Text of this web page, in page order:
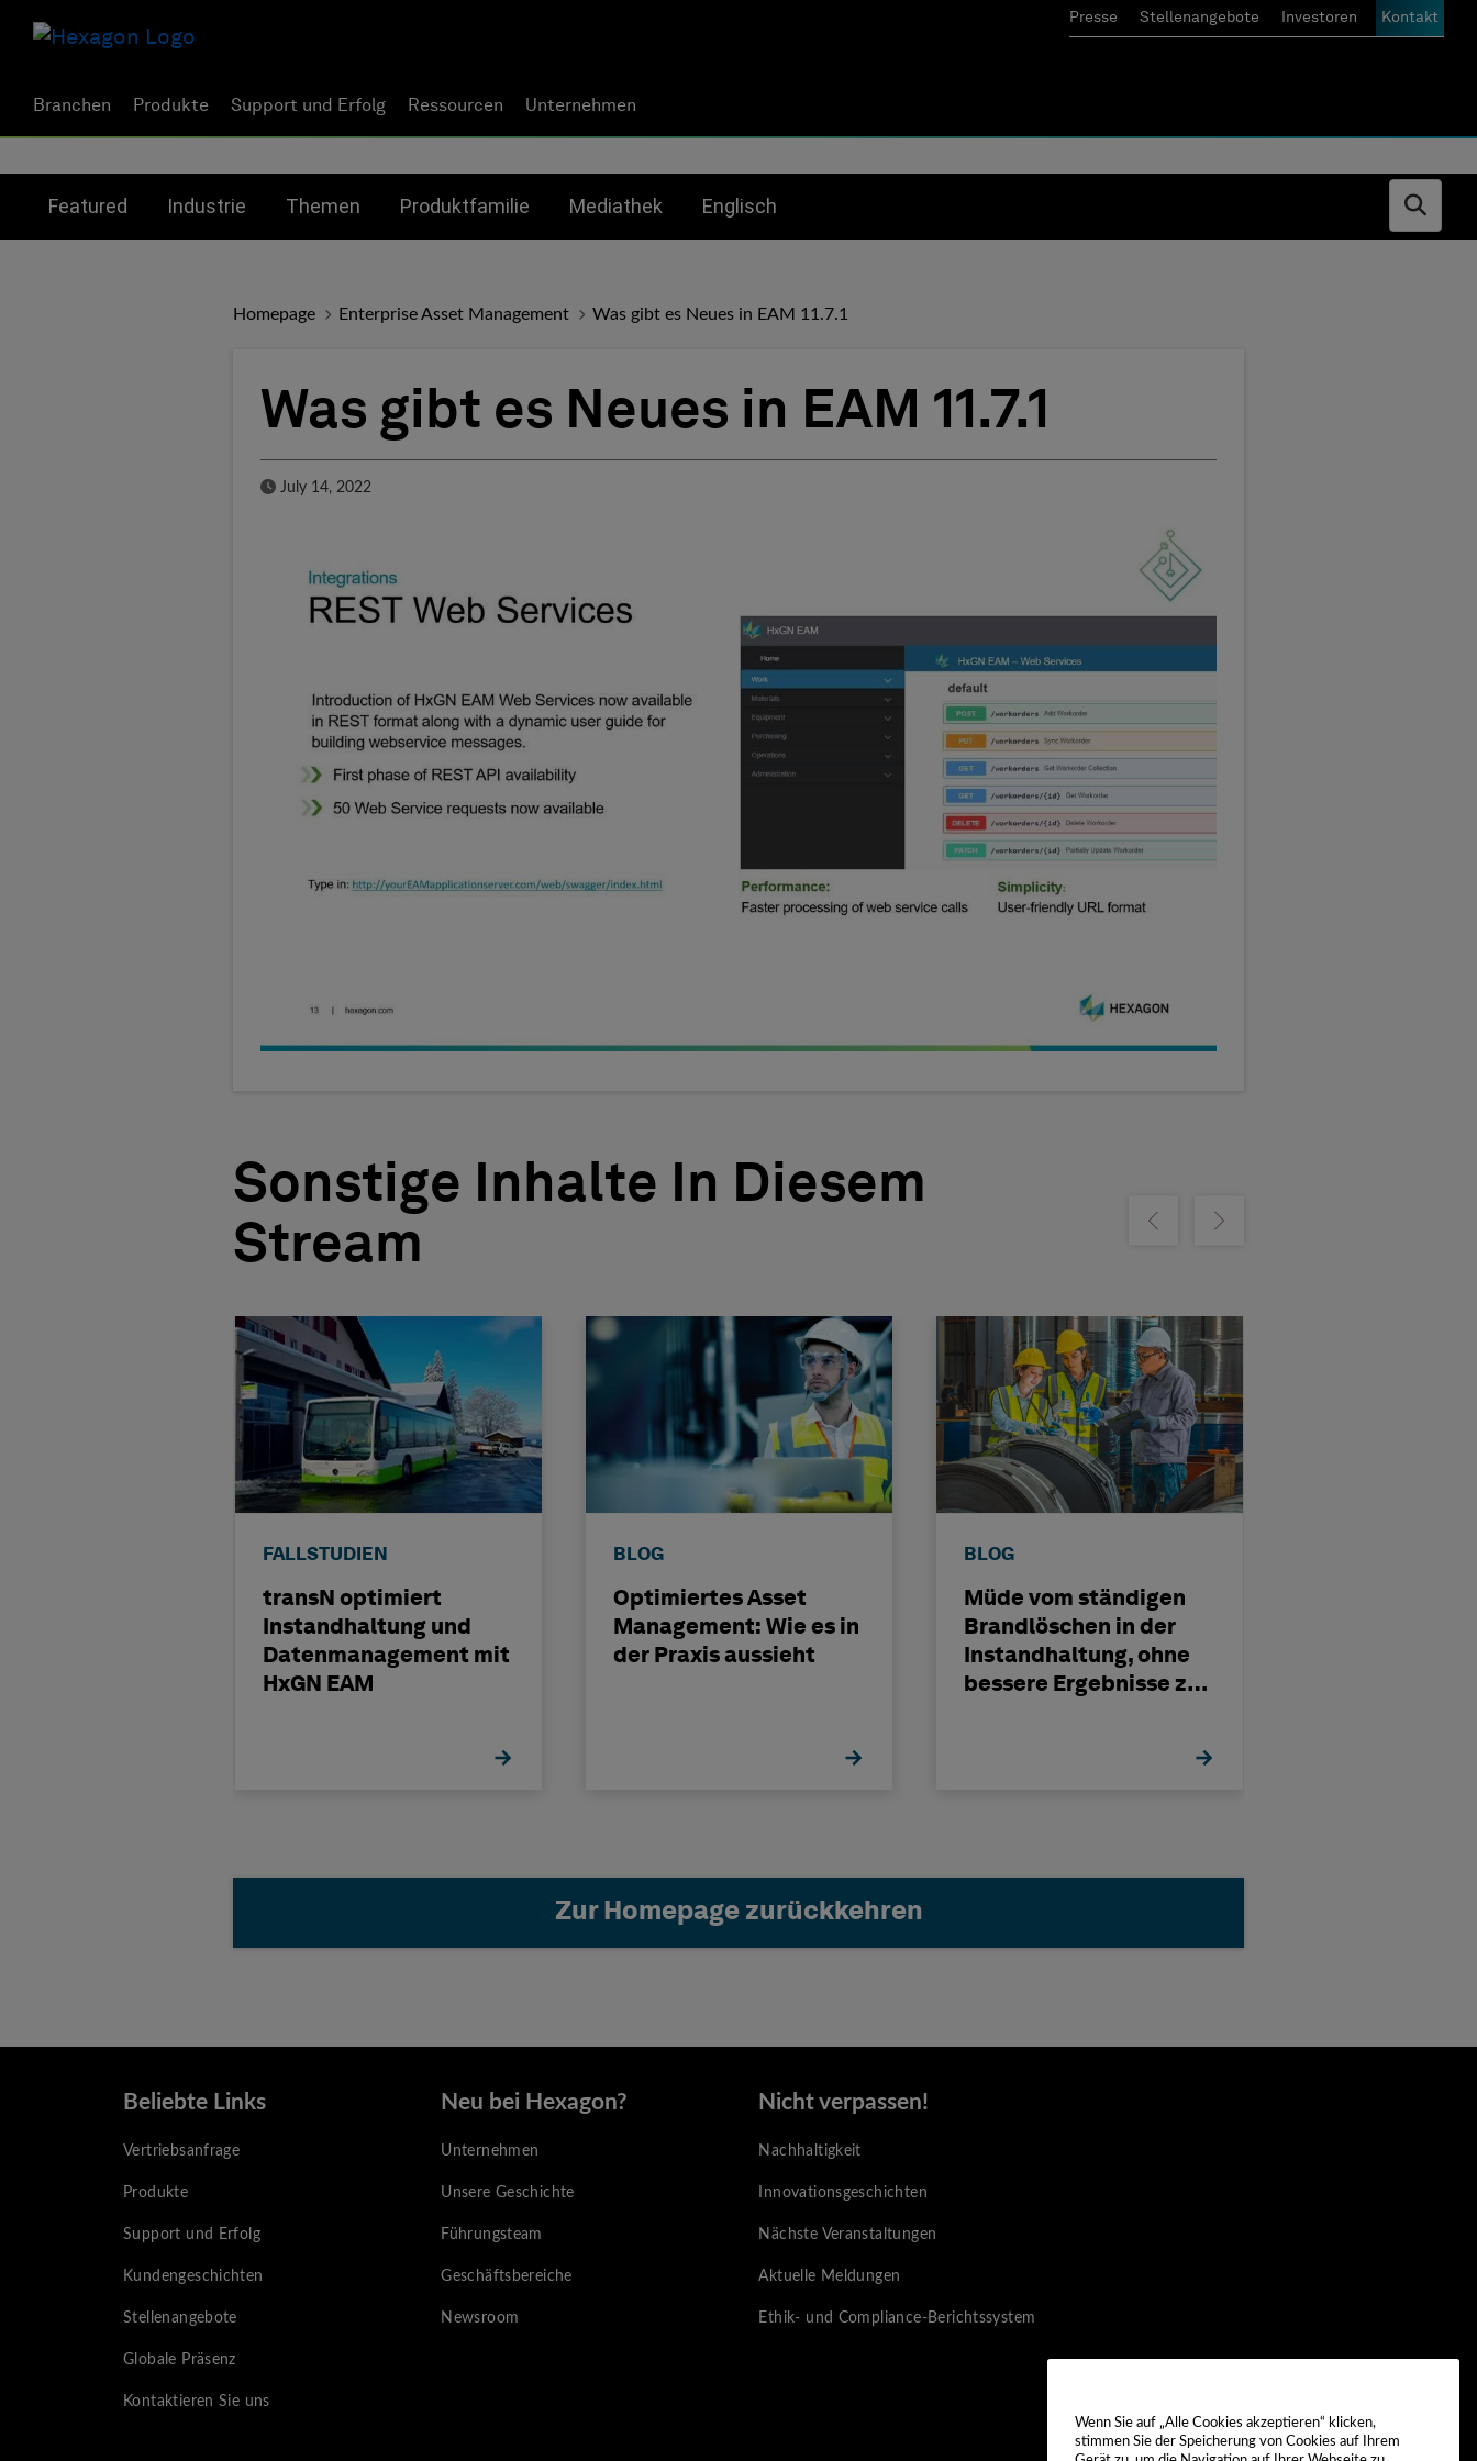
Presse Stellenangebote Investoren Kontakt
Branchen Produkte Support und Erfolg Ressourcen Unternehmen
Featured Industrie Themen Produktfamilie Mediathek Englisch
Open
Homepage Enterprise Asset Management Was gibt es Neues in EAM 11.7.1
Was gibt es Neues in EAM 11.7.1
Published Date
July 14, 2022
Sonstige Inhalte In Diesem
Stream
Show previousShow next
FALLSTUDIEN
transN optimiert
Instandhaltung und
Datenmanagement mit
HxGN EAM
BLOG
Optimiertes Asset
Management: Wie es in
der Praxis aussieht
BLOG
Müde vom ständigen
Brandlöschen in der
Instandhaltung, ohne
bessere Ergebnisse zu
Zur Homepage zurückkehren
Beliebte Links
Vertriebsanfrage
Produkte
Support und Erfolg
Kundengeschichten
Stellenangebote
Globale Präsenz
Kontaktieren Sie uns
Neu bei Hexagon?
Unternehmen
Unsere Geschichte
Führungsteam
Geschäftsbereiche
Newsroom
Nicht verpassen!
Nachhaltigkeit
Innovationsgeschichten
Nächste Veranstaltungen
Aktuelle Meldungen
Ethik- und Compliance-Berichtssystem
Wenn Sie auf „Alle Cookies akzeptieren“ klicken,
stimmen Sie der Speicherung von Cookies auf Ihrem